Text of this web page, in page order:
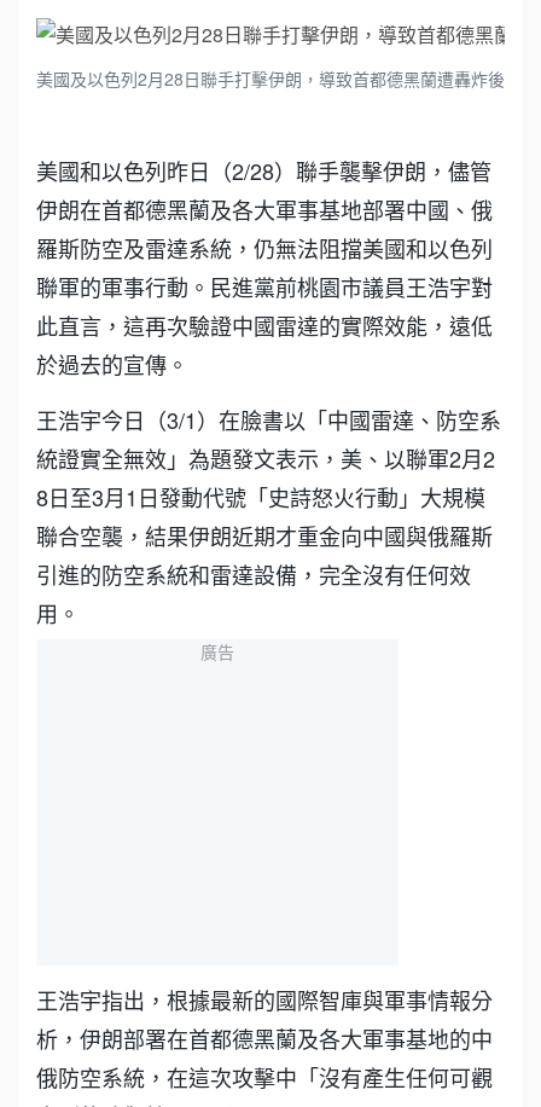
美國及以色列2月28日聯手打擊伊朗，導致首都德黑蘭遭轟炸後嚴
美國和以色列昨日（2/28）聯手襲擊伊朗，儘管
伊朗在首都德黑蘭及各大軍事基地部署中國、俄
羅斯防空及雷達系統，仍無法阻擋美國和以色列
聯軍的軍事行動。民進黨前桃園市議員王浩宇對
此直言，這再次驗證中國雷達的實際效能，遠低
於過去的宣傳。
王浩宇今日（3/1）在臉書以「中國雷達、防空系
統證實全無效」為題發文表示，美、以聯軍2月2
8日至3月1日發動代號「史詩怒火行動」大規模
聯合空襲，結果伊朗近期才重金向中國與俄羅斯
引進的防空系統和雷達設備，完全沒有任何效
用。
廣告
王浩宇指出，根據最新的國際智庫與軍事情報分
析，伊朗部署在首都德黑蘭及各大軍事基地的中
俄防空系統，在這次攻擊中「沒有產生任何可觀